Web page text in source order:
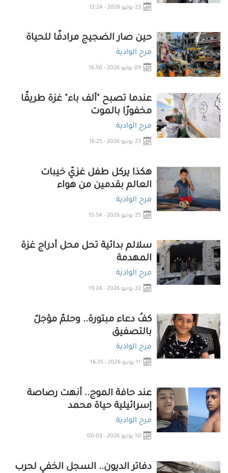
23 يوليو 2026 - 12:24
حين صار الضجيج مرادفًا للحياة
مرح الوادية
09 يوليو 2026 - 16:50
عندما تصبح "ألف باء" غزة طريقًا
مخفورًا بالموت
مرح الوادية
23 يونيو 2026 - 16:25
هكذا يركل طفل غزيّ خيبات
العالم بقدمين من هواء
مرح الوادية
25 يونيو 2026 - 15:54
سلالم بدائية تحل محل أدراج غزة
المهدمة
مرح الوادية
22 يونيو 2026 - 19:24
كفُ دعاء مبتورة.. وحلمٌ مؤجلٌ
بالتصفيق
مرح الوادية
11 يونيو 2026 - 16:25
عند حافة الموج.. أنهت رصاصة
إسرائيلية حياة محمد
مرح الوادية
10 يونيو 2026 - 00:03
دفاتر الديون.. السجل الخفي لحرب